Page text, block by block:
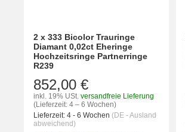
2 x 333 Bicolor Trauringe
Diamant 0,02ct Eheringe
Hochzeitsringe Partnerringe
R239
852,00 €
inkl. 19% USt. versandfreie Lieferung
(Lieferzeit: 4 – 6 Wochen)
Lieferzeit: 4 - 6 Wochen (DE - Ausland
abweichend)